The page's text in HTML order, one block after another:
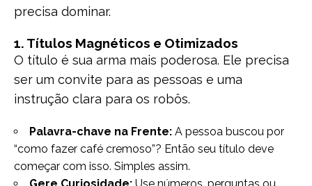
precisa dominar.
1. Títulos Magnéticos e Otimizados
O título é sua arma mais poderosa. Ele precisa
ser um convite para as pessoas e uma
instrução clara para os robôs.
Palavra-chave na Frente: A pessoa buscou por
“como fazer café cremoso”? Então seu título deve
começar com isso. Simples assim.